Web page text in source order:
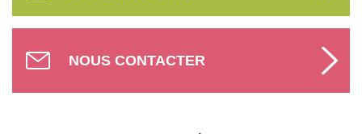
NOUS CONTACTER